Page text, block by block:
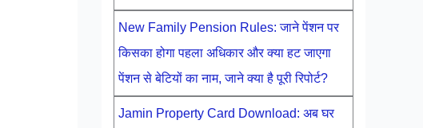
New Family Pension Rules: जाने पेंशन पर
किसका होगा पहला अधिकार और क्या हट जाएगा
पेंशन से बेटियों का नाम, जाने क्या है पूरी रिपोर्ट?
Jamin Property Card Download: अब घर